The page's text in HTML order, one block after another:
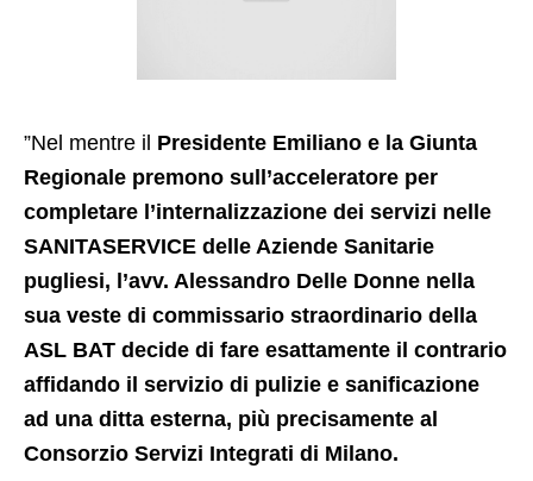
”Nel mentre il Presidente Emiliano e la Giunta
Regionale premono sull’acceleratore per
completare l’internalizzazione dei servizi nelle
SANITASERVICE delle Aziende Sanitarie
pugliesi, l’avv. Alessandro Delle Donne nella
sua veste di commissario straordinario della
ASL BAT decide di fare esattamente il contrario
affidando il servizio di pulizie e sanificazione
ad una ditta esterna, più precisamente al
Consorzio Servizi Integrati di Milano.